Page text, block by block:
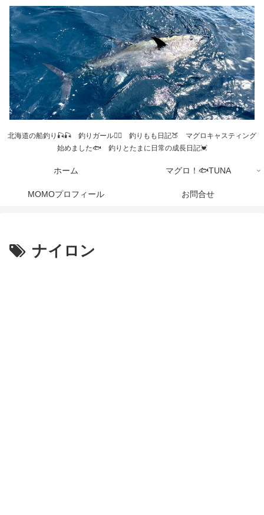
北海道の船釣り🎣🎣 釣りガール💁‍♀️ 釣りもも日記🍑 マグロキャスティング
始めました🐟 釣りとたまに日常の成長日記💓
ホーム マグロ！🐟TUNA
MOMOプロフィール お問合せ
ナイロン